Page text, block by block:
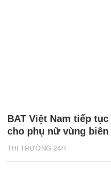
THỊ TRƯỜNG 24H
BAT Việt Nam tiếp
cho phụ nữ vùng biên